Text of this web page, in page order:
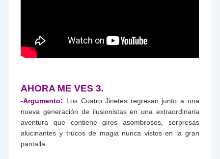
AHORA ME VES 3.
-Argumento: Los Cuatro Jinetes regresan junto a una
nueva generación de ilusionistas en una extraordinaria
aventura que contiene giros asombrosos, sorpresas
alucinantes y trucos de magia nunca vistos en la gran
pantalla.